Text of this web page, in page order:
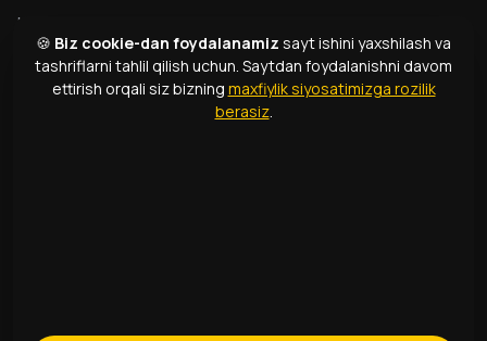
Maxfiylik
Evakuator bo‘yicha to‘liq qo‘llanma
Evakuator turlari
🍪 Biz cookie-dan foydalanamiz sayt ishini yaxshilash va
tashriflarni tahlil qilish uchun. Saytdan foydalanishni davom
ettirish orqali siz bizning maxfiylik siyosatimizga rozilik
berasiz.